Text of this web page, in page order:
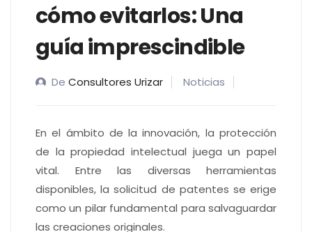
cómo evitarlos: Una
guía imprescindible
De Consultores Urizar Noticias
En el ámbito de la innovación, la protección
de la propiedad intelectual juega un papel
vital. Entre las diversas herramientas
disponibles, la solicitud de patentes se erige
como un pilar fundamental para salvaguardar
las creaciones originales.